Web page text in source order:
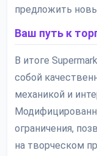
предложить
Ваш путь к
В итоге
собой
механикой и
ограничения,
на творческом